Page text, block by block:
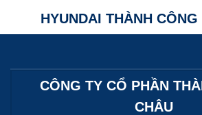
HYUNDAI THÀNH
CÔNG TY CỔ PHẦN
CHÂU